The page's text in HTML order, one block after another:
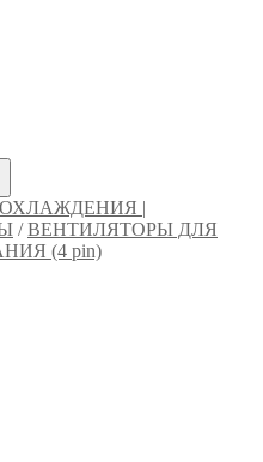
|
/ВЕНТИЛЯТОРЫ ДЛЯ
(4 pin)